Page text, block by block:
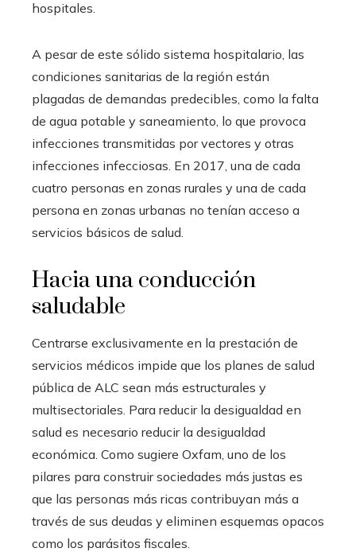
hospitales.
A pesar de este sólido sistema hospitalario, las
condiciones sanitarias de la región están
plagadas de demandas predecibles, como la falta
de agua potable y saneamiento, lo que provoca
infecciones transmitidas por vectores y otras
infecciones infecciosas. En 2017, una de cada
cuatro personas en zonas rurales y una de cada
persona en zonas urbanas no tenían acceso a
servicios básicos de salud.
Hacia una conducción
saludable
Centrarse exclusivamente en la prestación de
servicios médicos impide que los planes de salud
pública de ALC sean más estructurales y
multisectoriales. Para reducir la desigualdad en
salud es necesario reducir la desigualdad
económica. Como sugiere Oxfam, uno de los
pilares para construir sociedades más justas es
que las personas más ricas contribuyan más a
través de sus deudas y eliminen esquemas opacos
como los parásitos fiscales.